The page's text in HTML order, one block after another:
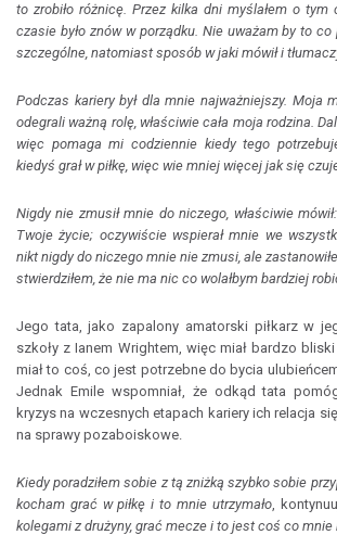
to zrobiło różnicę. Przez kilka dni myślałem o tym
czasie było znów w porządku. Nie uważam by to co
szczególne, natomiast sposób w jaki mówił i
Podczas kariery był dla mnie najważniejszy. Moja
odegrali ważną rolę, właściwie cała moja rodzina.
więc pomaga mi codziennie kiedy tego
kiedyś grał w piłkę, więc wie mniej więcej jak się
Nigdy nie zmusił mnie do niczego, właściwie
Twoje życie; oczywiście wspierał mnie we
nikt nigdy do niczego mnie nie zmusi, ale
stwierdziłem, że nie ma nic co wolałbym bardziej
Jego tata, jako zapalony amatorski piłkarz w
szkoły z Ianem Wrightem, więc miał bardzo
miał to coś, co jest potrzebne do bycia
Jednak Emile wspomniał, że odkąd tata
kryzys na wczesnych etapach kariery ich relacja
na sprawy pozaboiskowe.
Kiedy poradziłem sobie z tą zniżką szybko sobie
kocham grać w piłkę i to mnie utrzymało,
kolegami z drużyny, grać mecze i to jest coś co mnie